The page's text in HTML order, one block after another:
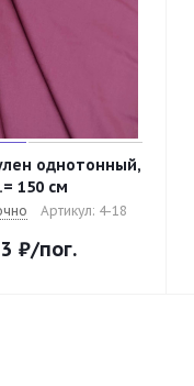
однотонный,
150 см
Артикул: 4-18
₽/пог.